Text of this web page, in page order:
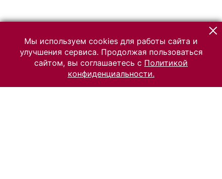
Мы используем cookies для работы сайта и
улучшения сервиса. Продолжая пользоваться
сайтом, вы соглашаетесь с Политикой
конфиденциальности.